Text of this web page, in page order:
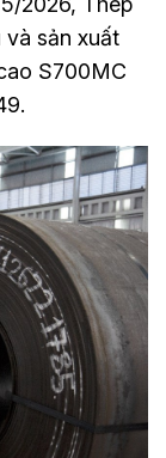
và sản xuất
S700MC